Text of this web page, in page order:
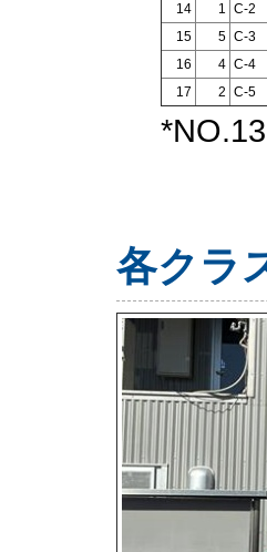
14
1 C-2
15
5 C-3
16
4 C-4
17
2 C-5
各クラ